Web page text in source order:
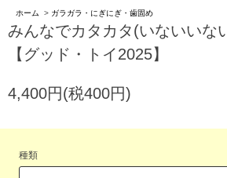
ホーム > ガラガラ・にぎにぎ・歯固め
みんなでカタカタ(いないいな
【グッド・トイ2025】
4,400円(税400円)
種類